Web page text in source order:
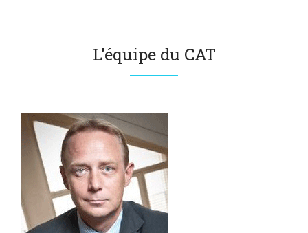
L'équipe du CAT